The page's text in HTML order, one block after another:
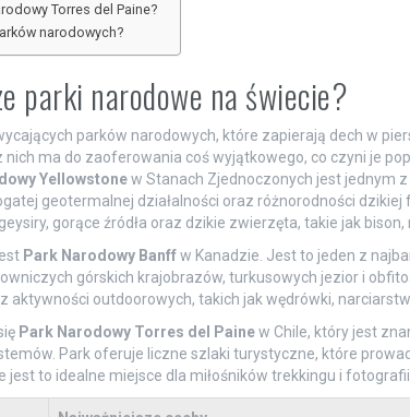
Torres del Paine?
narodowych?
parki narodowe na świecie?
parków narodowych, które zapierają dech w
ma do zaoferowania coś wyjątkowego, co czyni je
Yellowstonew Stanach Zjednoczonych jest jednym
geotermalnej działalności oraz różnorodności dzikiej
gorące źródła oraz dzikie zwierzęta, takie jak
Park Narodowy Banffw Kanadzie. Jest to jeden z
górskich krajobrazów, turkusowych jezior i
aktywności outdoorowych, takich jak wędrówki,
Park Narodowy Torres del Painew Chile, który jest
Park oferuje liczne szlaki turystyczne, które
jest to idealne miejsce dla miłośników trekkingu i